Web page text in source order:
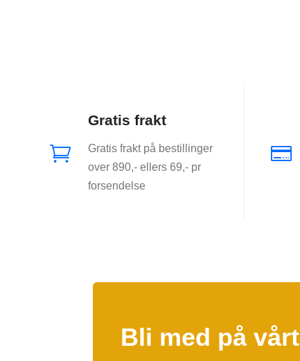

Gratis frakt
Gratis frakt på bestillinger
over 890,- ellers 69,- pr
forsendelse

Bli med på